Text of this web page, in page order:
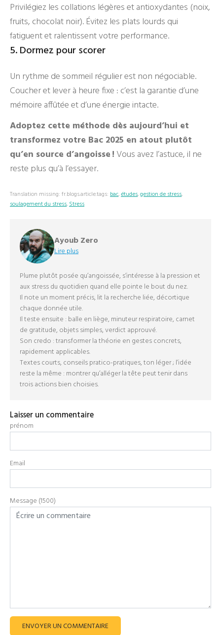
Privilégiez les collations légères et antioxydantes (noix,
fruits, chocolat noir). Évitez les plats lourds qui
fatiguent et ralentissent votre performance.
5. Dormez pour scorer
Un rythme de sommeil régulier est non négociable.
Coucher et lever à heure fixe : c’est la garantie d’une
mémoire affûtée et d’une énergie intacte.
Adoptez cette méthode dès aujourd’hui et
transformez votre Bac 2025 en atout plutôt
qu’en source d’angoisse ! Vous avez l’astuce, il ne
reste plus qu’à l’essayer.
Translation missing: fr.blogs.article.tags: bac,études,gestion de stress,
soulagement du stress,Stress
Ayoub Zero
Lire plus
Plume plutôt posée qu’angoissée, s’intéresse à la pression et
aux stress du quotidien quand elle pointe le bout du nez.
Il note un moment précis, lit la recherche liée, décortique
chaque donnée utile.
Il teste ensuite : balle en liège, minuteur respiratoire, carnet
de gratitude, objets simples, verdict approuvé.
Son credo : transformer la théorie en gestes concrets,
rapidement applicables.
Textes courts, conseils pratico-pratiques, ton léger ; l’idée
reste la même : montrer qu’alléger la tête peut tenir dans
trois actions bien choisies.
Laisser un commentaire
prénom
Email
Message (1500)
ENVOYER UN COMMENTAIRE